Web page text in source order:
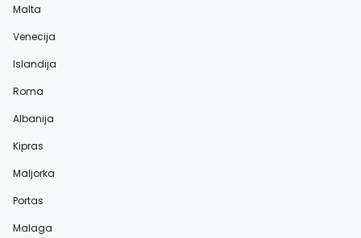
Malta
Venecija
Islandija
Roma
Albanija
Kipras
Maljorka
Portas
Malaga